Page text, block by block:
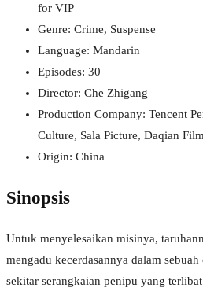
for VIP
Genre: Crime, Suspense
Language: Mandarin
Episodes: 30
Director: Che Zhigang
Production Company: Tencent
Culture, Sala Picture, Daqian Film
Origin: China
Sinopsis
Untuk menyelesaikan misinya,
mengadu kecerdasannya dalam
sekitar serangkaian penipu yang